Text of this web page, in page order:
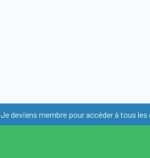
Je deviens membre pour accéder à tous